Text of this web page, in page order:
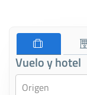
Vuelo y hotel